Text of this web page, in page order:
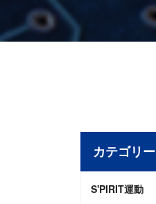
カテゴリー
S'PIRIT運動